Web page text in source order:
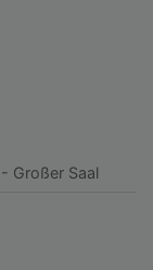
Großer Saal